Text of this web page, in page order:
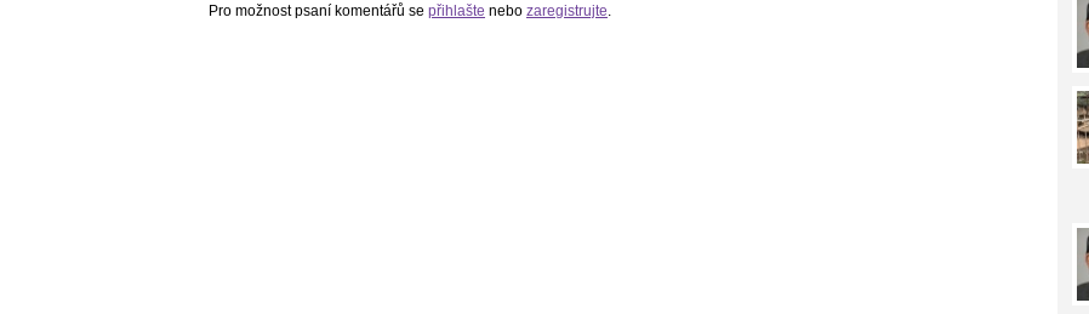
Pro možnost psaní komentářů se přihlašte nebo zaregistrujte.